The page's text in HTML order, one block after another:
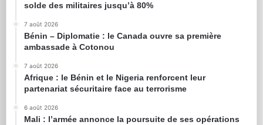
solde des militaires jusqu’à 80%
7 août 2026
Bénin – Diplomatie : le Canada ouvre sa première
ambassade à Cotonou
7 août 2026
Afrique : le Bénin et le Nigeria renforcent leur
partenariat sécuritaire face au terrorisme
6 août 2026
Mali : l’armée annonce la poursuite de ses opérations